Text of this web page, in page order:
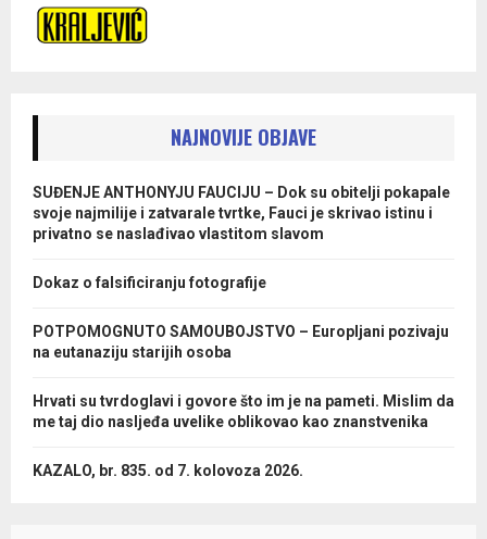
NAJNOVIJE OBJAVE
SUĐENJE ANTHONYJU FAUCIJU – Dok su obitelji pokapale
svoje najmilije i zatvarale tvrtke, Fauci je skrivao istinu i
privatno se naslađivao vlastitom slavom
Dokaz o falsificiranju fotografije
POTPOMOGNUTO SAMOUBOJSTVO – Europljani pozivaju
na eutanaziju starijih osoba
Hrvati su tvrdoglavi i govore što im je na pameti. Mislim da
me taj dio nasljeđa uvelike oblikovao kao znanstvenika
KAZALO, br. 835. od 7. kolovoza 2026.